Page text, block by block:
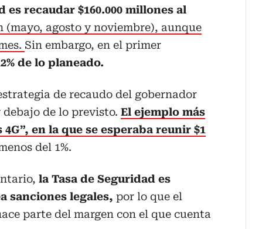
es recaudar $160.000 millones al
agosto y noviembre), aunque
Sin embargo, en el primer
de lo planeado.
de recaudo del gobernador
de lo previsto. El ejemplo más
en la que se esperaba reunir $1
del 1%.
la Tasa de Seguridad es
sanciones legales, por lo que el
parte del margen con el que cuenta